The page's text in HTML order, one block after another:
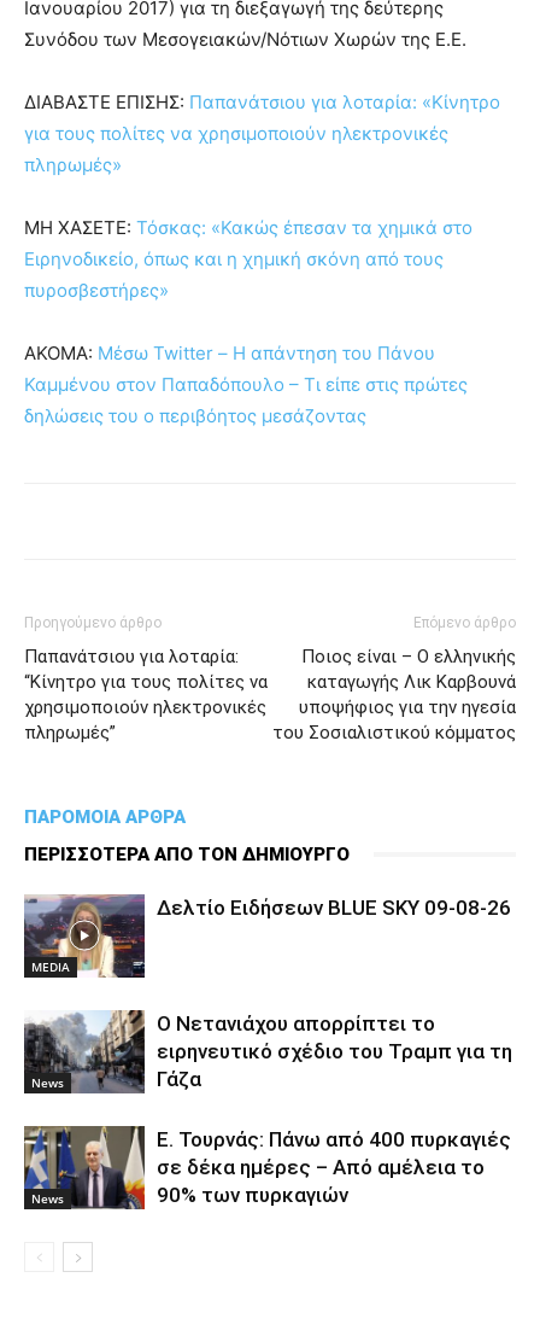
Ιανουαρίου 2017) για τη διεξαγωγή της δεύτερης
Συνόδου των Μεσογειακών/Νότιων Χωρών της Ε.Ε.
ΔΙΑΒΑΣΤΕ ΕΠΙΣΗΣ: Παπανάτσιου για λοταρία: «Κίνητρο
για τους πολίτες να χρησιμοποιούν ηλεκτρονικές
πληρωμές»
ΜΗ ΧΑΣΕΤΕ: Τόσκας: «Κακώς έπεσαν τα χημικά στο
Ειρηνοδικείο, όπως και η χημική σκόνη από τους
πυροσβεστήρες»
ΑΚΟΜΑ: Μέσω Twitter – Η απάντηση του Πάνου
Καμμένου στον Παπαδόπουλο – Τι είπε στις πρώτες
δηλώσεις του ο περιβόητος μεσάζοντας
Προηγούμενο άρθρο
Παπανάτσιου για λοταρία:
“Κίνητρο για τους πολίτες να
χρησιμοποιούν ηλεκτρονικές
πληρωμές”
Επόμενο άρθρο
Ποιος είναι – Ο ελληνικής
καταγωγής Λικ Καρβουνά
υποψήφιος για την ηγεσία
του Σοσιαλιστικού κόμματος
ΠΑΡΟΜΟΙΑ ΑΡΘΡΑ
ΠΕΡΙΣΣΟΤΕΡΑ ΑΠΟ ΤΟΝ ΔΗΜΙΟΥΡΓΟ
MEDIA
Δελτίο Ειδήσεων BLUE SKY 09-08-26
News
Ο Νετανιάχου απορρίπτει το
ειρηνευτικό σχέδιο του Τραμπ για τη
Γάζα
News
Ε. Τουρνάς: Πάνω από 400 πυρκαγιές
σε δέκα ημέρες – Από αμέλεια το
90% των πυρκαγιών